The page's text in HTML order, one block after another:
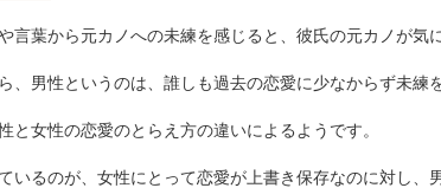
言葉から元カノへの未練を感じると、彼氏の元カノが気
、男性というのは、誰しも過去の恋愛に少なからず未練
と女性の恋愛のとらえ方の違いによるようです。
いるのが、女性にとって恋愛が上書き保存なのに対し、